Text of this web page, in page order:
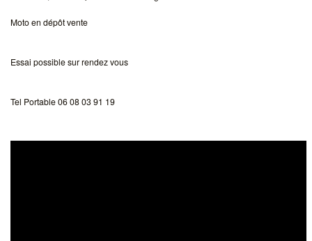
Moto en dépôt vente
Essai possible sur rendez vous
Tel Portable 06 08 03 91 19